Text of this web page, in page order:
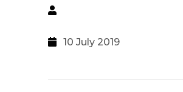
10 July 2019